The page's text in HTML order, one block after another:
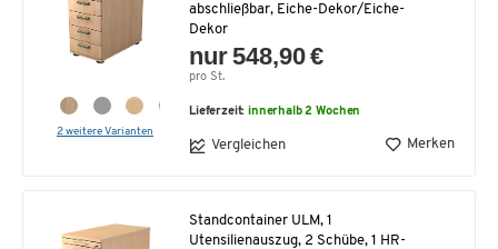
2 weitere Varianten
abschließbar, Eiche-Dekor/Eiche-
Dekor
nur 548,90 €
pro St.
Lieferzeit:innerhalb 2 Wochen
Vergleichen Merken
Standcontainer ULM, 1
Utensilienauszug, 2 Schübe, 1 HR-